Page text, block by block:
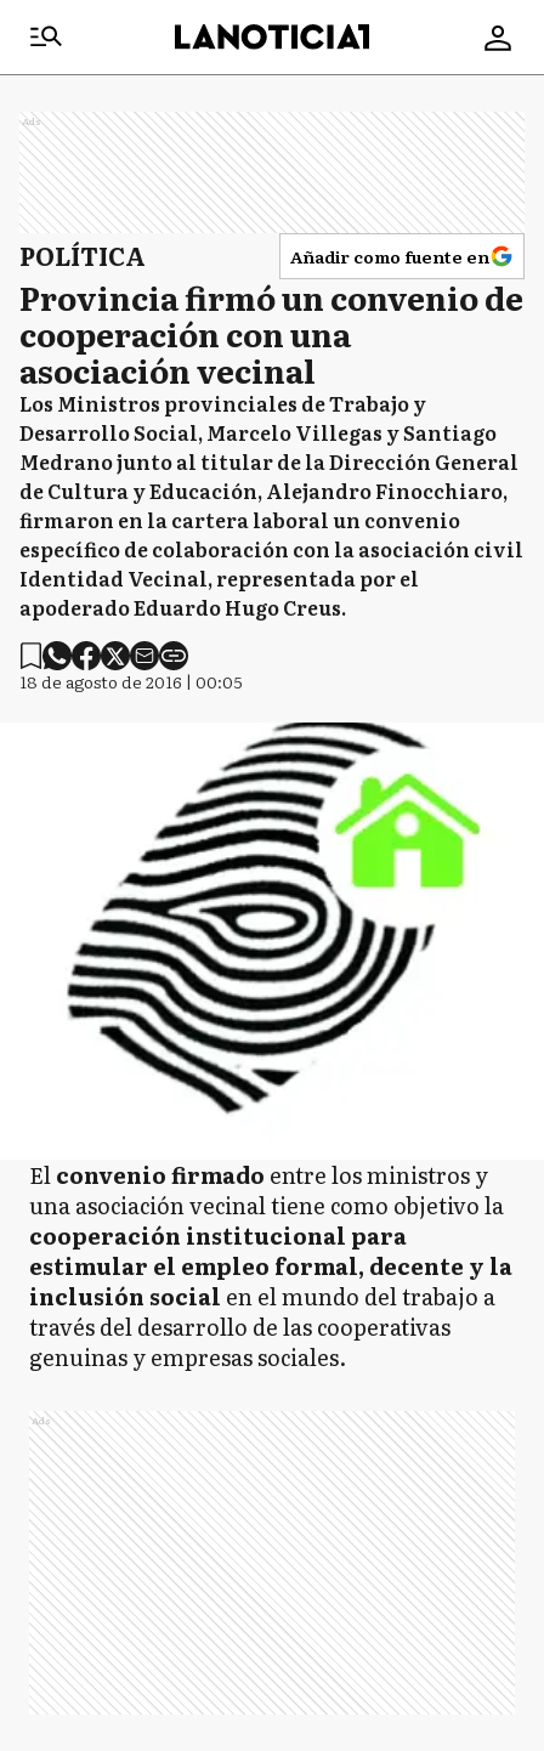
Ads
POLÍTICA Añadir como fuente en
Provincia firmó un convenio de
cooperación con una
asociación vecinal
Los Ministros provinciales de Trabajo y
Desarrollo Social, Marcelo Villegas y Santiago
Medrano junto al titular de la Dirección General
de Cultura y Educación, Alejandro Finocchiaro,
firmaron en la cartera laboral un convenio
específico de colaboración con la asociación civil
Identidad Vecinal, representada por el
apoderado Eduardo Hugo Creus.
18 de agosto de 2016 | 00:05
Elconvenio firmado entre los ministros y
una asociación vecinal tiene como objetivo la
cooperación institucional para
estimular el empleo formal, decente y la
inclusión social en el mundo del trabajo a
través del desarrollo de las cooperativas
genuinas y empresas sociales.
Ads